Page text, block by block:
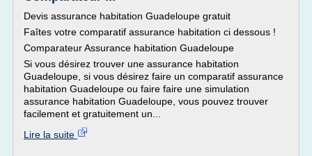
Devis assurance habitation Guadeloupe gratuit
Faîtes votre comparatif assurance habitation ci dessous !
Comparateur Assurance habitation Guadeloupe
Si vous désirez trouver une assurance habitation
Guadeloupe, si vous désirez faire un comparatif assurance
habitation Guadeloupe ou faire faire une simulation
assurance habitation Guadeloupe, vous pouvez trouver
facilement et gratuitement un...
Lire la suite